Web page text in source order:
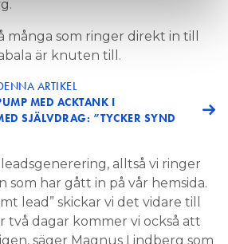
många som ringer direkt in till
är knuten till.
ARTIKEL
MED ACKTANK I
SJÄLVDRAG: ”TYCKER SYND
alltså vi ringer
har gått in på vår hemsida.
lead” skickar vi det vidare till
två dagar kommer vi också att
säger Magnus Lindberg som